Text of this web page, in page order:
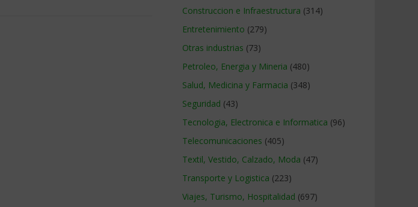
Construccion e Infraestructura (314)
Entretenimiento (279)
Otras industrias (73)
Petroleo, Energia y Mineria (480)
Salud, Medicina y Farmacia (348)
Seguridad (43)
Tecnologia, Electronica e Informatica (96)
Telecomunicaciones (405)
Textil, Vestido, Calzado, Moda (47)
Transporte y Logistica (223)
Viajes, Turismo, Hospitalidad (697)